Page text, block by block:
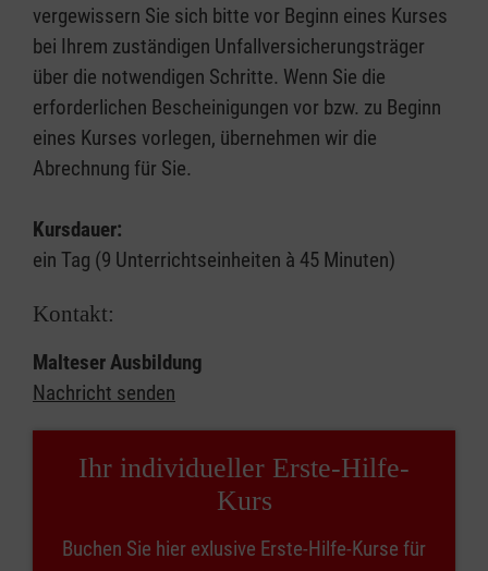
vergewissern Sie sich bitte vor Beginn eines Kurses
bei Ihrem zuständigen Unfallversicherungsträger
über die notwendigen Schritte. Wenn Sie die
erforderlichen Bescheinigungen vor bzw. zu Beginn
eines Kurses vorlegen, übernehmen wir die
Abrechnung für Sie.
Kursdauer:
ein Tag (9 Unterrichtseinheiten à 45 Minuten)
Kontakt:
Malteser Ausbildung
Nachricht senden
Ihr individueller Erste-Hilfe-
Kurs
Buchen Sie hier exlusive Erste-Hilfe-Kurse für